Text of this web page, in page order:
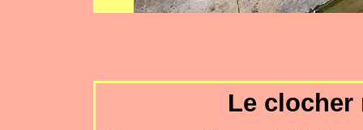
Le clocher